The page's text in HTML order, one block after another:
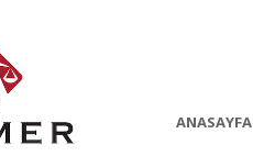
ANASAYFA